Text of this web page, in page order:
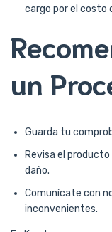
cargo por el costo
un
Guarda tu
Revisa el
daño.
Comunícate con
inconvenientes.